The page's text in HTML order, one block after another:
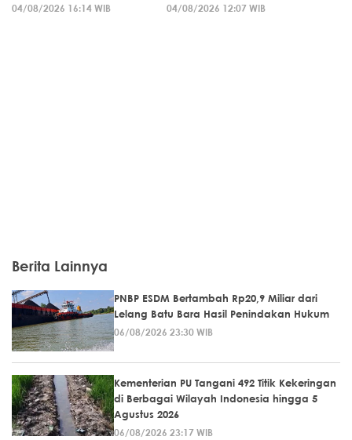
04/08/2026 16:14 WIB
04/08/2026 12:07 WIB
Berita Lainnya
PNBP ESDM Bertambah Rp20,9 Miliar dari
Lelang Batu Bara Hasil Penindakan Hukum
06/08/2026 23:30 WIB
Kementerian PU Tangani 492 Titik Kekeringan
di Berbagai Wilayah Indonesia hingga 5
Agustus 2026
06/08/2026 23:17 WIB